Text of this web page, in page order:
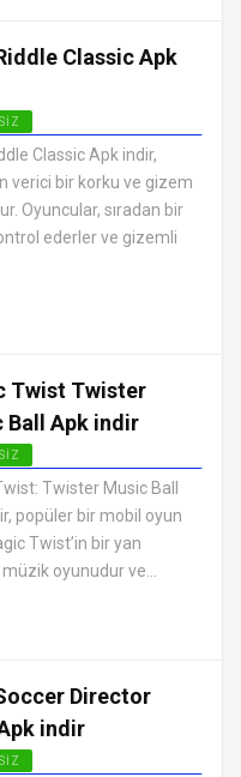
Classic Apk
ANDROID APK OYUNLARI
Classic Apk indir,
verici bir korku ve gizem
Oyuncular, sıradan bir
ederler ve gizemli
Twist Twister
Ball Apk indir
APK OYUNLARI
Twister Music Ball
popüler bir mobil oyun
Twist’in bir yan
oyunudur ve...
Director
indir